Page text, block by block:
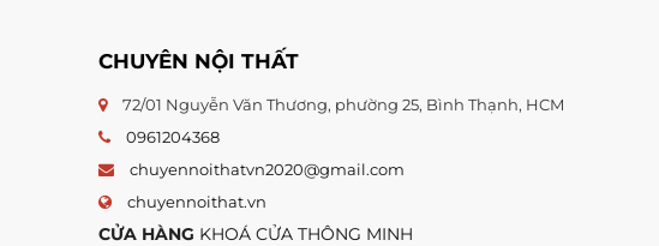
CHUYÊN NỘI THẤT
72/01 Nguyễn Văn Thương, phường 25, Bình Thạnh, HCM
0961204368
chuyennoithatvn2020@gmail.com
chuyennoithat.vn
CỬA HÀNG KHOÁ CỬA THÔNG MINH